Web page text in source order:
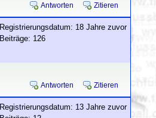
Antworten Zitieren
Registrierungsdatum: 18 Jahre zuvor
Beiträge: 126
Antworten Zitieren
Registrierungsdatum: 13 Jahre zuvor